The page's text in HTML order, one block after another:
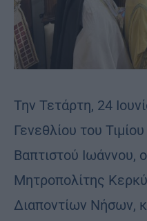
Την Τετάρτη, 24
Γενεθλίου του
Βαπτιστού Ιωάννου,
Μητροπολίτης
Διαποντίων Νήσων,